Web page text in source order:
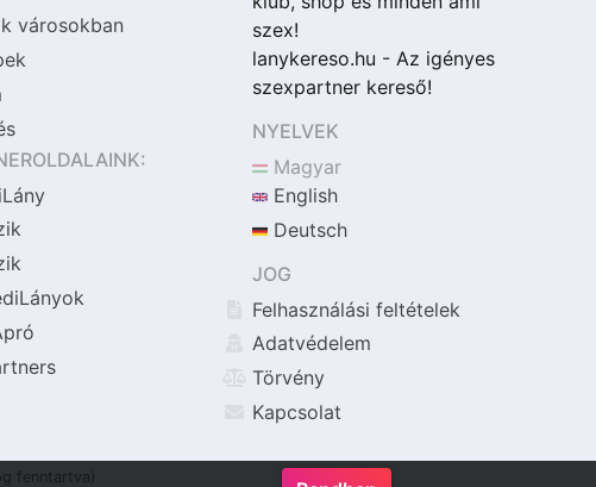
városokban
szex!
lanykereso.hu - Az igényes
szexpartner kereső!
NYELVEK
Magyar
English
Deutsch
JOG
Felhasználási feltételek
Adatvédelem
Törvény
Kapcsolat
fenntartva)